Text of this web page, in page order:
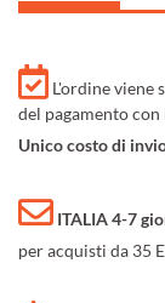
L'ordine viene
del pagamento
Unico costo di
ITALIA 4-7
per acquisti da 35